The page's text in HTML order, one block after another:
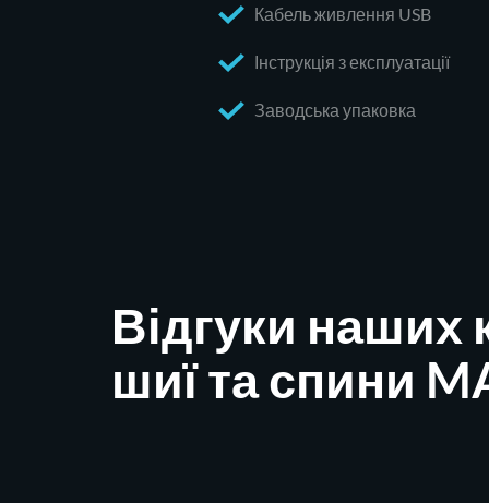
Кабель живлення USB
Інструкція з експлуатації
Заводська упаковка
Відгуки наших
шиї та спини